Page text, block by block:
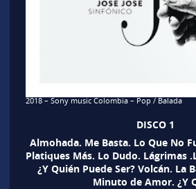
2018 – Sony music Colombia – Pop / Balada
DISCO 1
Almohada. Me Basta. Lo Que No
Platiques Más. Lo Dudo. Lágrimas
¿Y Quién Puede Ser? Volcán. La
Minuto de Amor. ¿Y